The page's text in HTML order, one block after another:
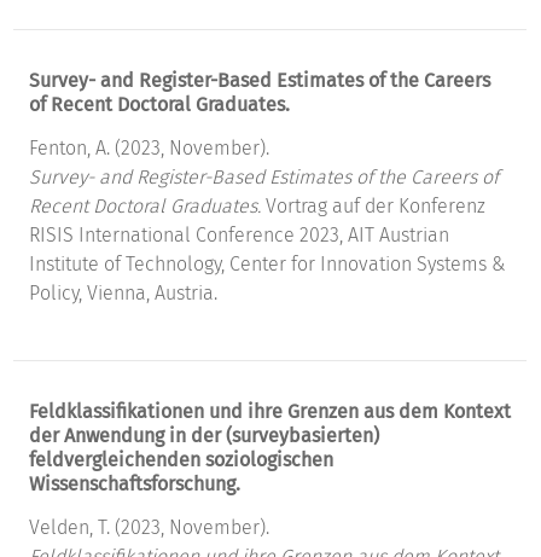
Survey- and Register-Based Estimates of the Careers
of Recent Doctoral Graduates.
Fenton, A. (2023, November).
Survey- and Register-Based Estimates of the Careers of
Recent Doctoral Graduates. Vortrag auf der Konferenz
RISIS International Conference 2023, AIT Austrian
Institute of Technology, Center for Innovation Systems &
Policy, Vienna, Austria.
Feldklassifikationen und ihre Grenzen aus dem Kontext
der Anwendung in der (surveybasierten)
feldvergleichenden soziologischen
Wissenschaftsforschung.
Velden, T. (2023, November).